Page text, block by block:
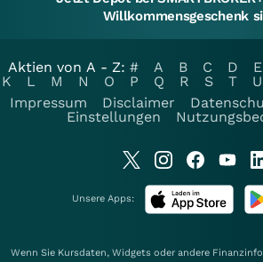
Willkommensgeschenk
Aktien von A - Z: # A B C D E
K
L M N O P Q R S T U
Impressum
Disclaimer
Einstellungen
Unsere Apps:
Wenn Sie Kursdaten, Widgets oder andere